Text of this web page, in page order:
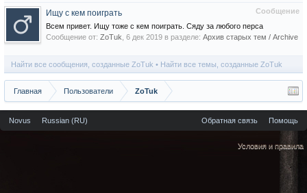
Сообщение
Ищу с кем поиграть
Всем привет. Ищу тоже с кем поиграть. Сяду за любого перса
Сообщение от: ZoTuk 6 дек 2019 в разделе: Архив старых тем / Archive
Найти все сообщения, созданные ZoTuk Найти все темы, созданные ZoTuk
Главная Пользователи ZoTuk
Novus Russian (RU) Обратная связь Помощь
Условия и правила